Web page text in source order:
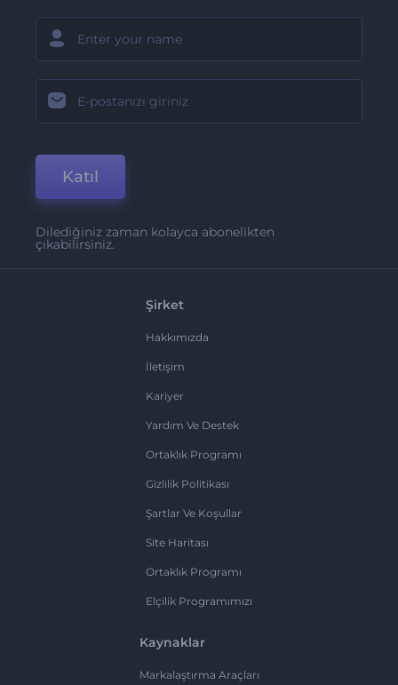
Katıl
Dilediğiniz zaman kolayca abonelikten
çıkabilirsiniz.
Şirket
Hakkımızda
İletişim
Kariyer
Yardım Ve Destek
Ortaklık Programı
Gizlilik Politikası
Şartlar Ve Koşullar
Site Haritası
Ortaklık Programı
Elçilik Programımızı
Kaynaklar
Markalaştırma Araçları